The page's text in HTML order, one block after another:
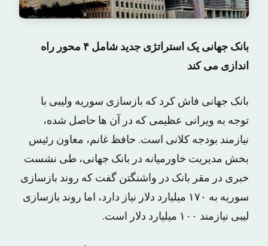
بانک جهانی یک استراتژی جدید شامل ۴ محور راه
اندازی می کند
بانک جهانی فاش کرد که بازسازی سوریه ولیبی با
توجه به ویرانی عظیمی که در آن ها حاصل شده،
نیازمند بودجه کلانی است. حافظ غانم، معاون رئیس
بخش مدیریت خاورمیانه در بانک جهانی، طی نشست
خبری در مقر بانک در واشنگتن گفت که روند بازسازی
سوریه به ۱۷۰ میلیارد دلار نیاز دارد، اما روند بازسازی
لیبی نیازمند ۱۰۰ میلیارد دلار است.